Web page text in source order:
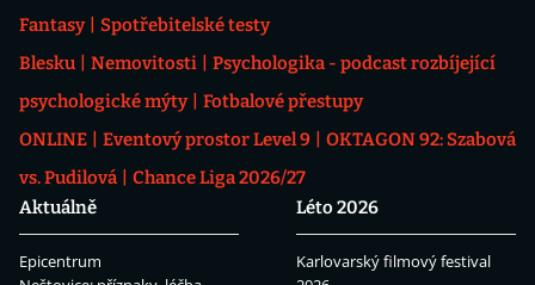
Fantasy
Spotřebitelské testy
Blesku
Nemovitosti
Psychologika - podcast rozbíjející
psychologické mýty
Fotbalové přestupy
ONLINE
Eventový prostor Level 9
OKTAGON 92: Szabová
vs. Pudilová
Chance Liga 2026/27
Aktuálně
Epicentrum
Léto 2026
Karlovarský filmový festival